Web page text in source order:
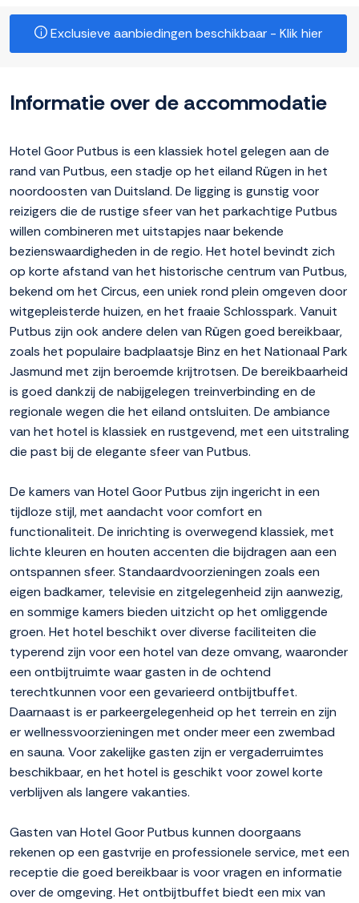
Exclusieve aanbiedingen beschikbaar - Klik hier
Informatie over de accommodatie
Hotel Goor Putbus is een klassiek hotel gelegen aan de
rand van Putbus, een stadje op het eiland Rügen in het
noordoosten van Duitsland. De ligging is gunstig voor
reizigers die de rustige sfeer van het parkachtige Putbus
willen combineren met uitstapjes naar bekende
bezienswaardigheden in de regio. Het hotel bevindt zich
op korte afstand van het historische centrum van Putbus,
bekend om het Circus, een uniek rond plein omgeven door
witgepleisterde huizen, en het fraaie Schlosspark. Vanuit
Putbus zijn ook andere delen van Rügen goed bereikbaar,
zoals het populaire badplaatsje Binz en het Nationaal Park
Jasmund met zijn beroemde krijtrotsen. De bereikbaarheid
is goed dankzij de nabijgelegen treinverbinding en de
regionale wegen die het eiland ontsluiten. De ambiance
van het hotel is klassiek en rustgevend, met een uitstraling
die past bij de elegante sfeer van Putbus.
De kamers van Hotel Goor Putbus zijn ingericht in een
tijdloze stijl, met aandacht voor comfort en
functionaliteit. De inrichting is overwegend klassiek, met
lichte kleuren en houten accenten die bijdragen aan een
ontspannen sfeer. Standaardvoorzieningen zoals een
eigen badkamer, televisie en zitgelegenheid zijn aanwezig,
en sommige kamers bieden uitzicht op het omliggende
groen. Het hotel beschikt over diverse faciliteiten die
typerend zijn voor een hotel van deze omvang, waaronder
een ontbijtruimte waar gasten in de ochtend
terechtkunnen voor een gevarieerd ontbijtbuffet.
Daarnaast is er parkeergelegenheid op het terrein en zijn
er wellnessvoorzieningen met onder meer een zwembad
en sauna. Voor zakelijke gasten zijn er vergaderruimtes
beschikbaar, en het hotel is geschikt voor zowel korte
verblijven als langere vakanties.
Gasten van Hotel Goor Putbus kunnen doorgaans
rekenen op een gastvrije en professionele service, met een
receptie die goed bereikbaar is voor vragen en informatie
over de omgeving. Het ontbijtbuffet biedt een mix van